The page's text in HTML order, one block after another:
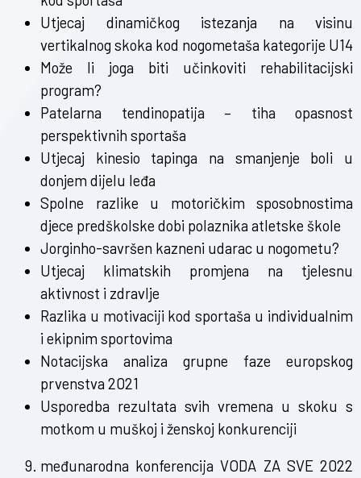
Utjecaj dinamičkog istezanja na visinu
vertikalnog skoka kod nogometaša kategorije U14
Može li joga biti učinkoviti rehabilitacijski
program?
Patelarna tendinopatija – tiha opasnost
perspektivnih sportaša
Utjecaj kinesio tapinga na smanjenje boli u
donjem dijelu leđa
Spolne razlike u motoričkim sposobnostima
djece predškolske dobi polaznika atletske škole
Jorginho-savršen kazneni udarac u nogometu?
Utjecaj klimatskih promjena na tjelesnu
aktivnost i zdravlje
Razlika u motivaciji kod sportaša u individualnim
i ekipnim sportovima
Notacijska analiza grupne faze europskog
prvenstva 2021
Usporedba rezultata svih vremena u skoku s
motkom u muškoj i ženskoj konkurenciji
međunarodna konferencija VODA ZA SVE 2022